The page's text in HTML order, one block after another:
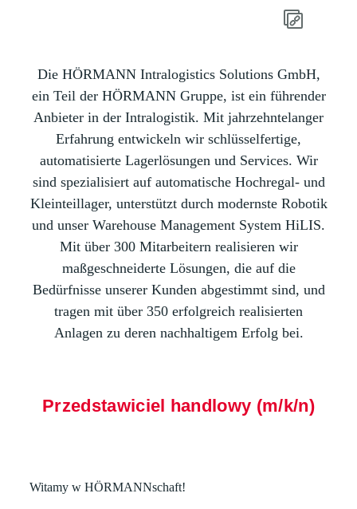
Die HÖRMANN Intralogistics Solutions GmbH,
ein Teil der HÖRMANN Gruppe, ist ein führender
Anbieter in der Intralogistik. Mit jahrzehntelanger
Erfahrung entwickeln wir schlüsselfertige,
automatisierte Lagerlösungen und Services. Wir
sind spezialisiert auf automatische Hochregal- und
Kleinteillager, unterstützt durch modernste Robotik
und unser Warehouse Management System HiLIS.
Mit über 300 Mitarbeitern realisieren wir
maßgeschneiderte Lösungen, die auf die
Bedürfnisse unserer Kunden abgestimmt sind, und
tragen mit über 350 erfolgreich realisierten
Anlagen zu deren nachhaltigem Erfolg bei.
Przedstawiciel handlowy (m/k/n)
Witamy w HÖRMANNschaft!